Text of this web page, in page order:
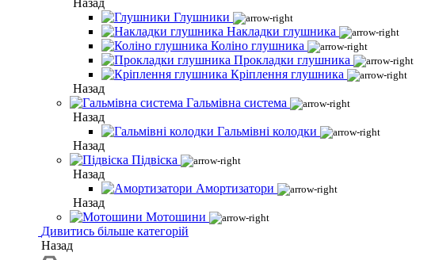
Назад
Глушники
Накладки глушника
Коліно глушника
Прокладки глушника
Кріплення глушника
Назад
Гальмівна система
Назад
Гальмівні колодки
Назад
Підвіска
Назад
Амортизатори
Назад
Мотошини
Дивитись більше категорій
Назад